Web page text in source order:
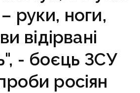
руки, ноги,
відірвані
- боєць ЗСУ
росіян